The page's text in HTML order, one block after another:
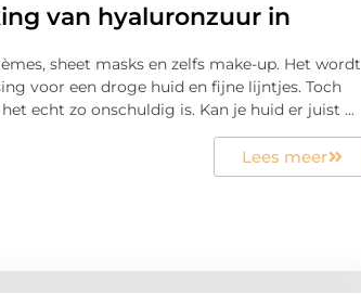
van hyaluronzuur in
sheet masks en zelfs make-up. Het wordt
voor een droge huid en fijne lijntjes. Toch
echt zo onschuldig is. Kan je huid er juist ...
Lees meer